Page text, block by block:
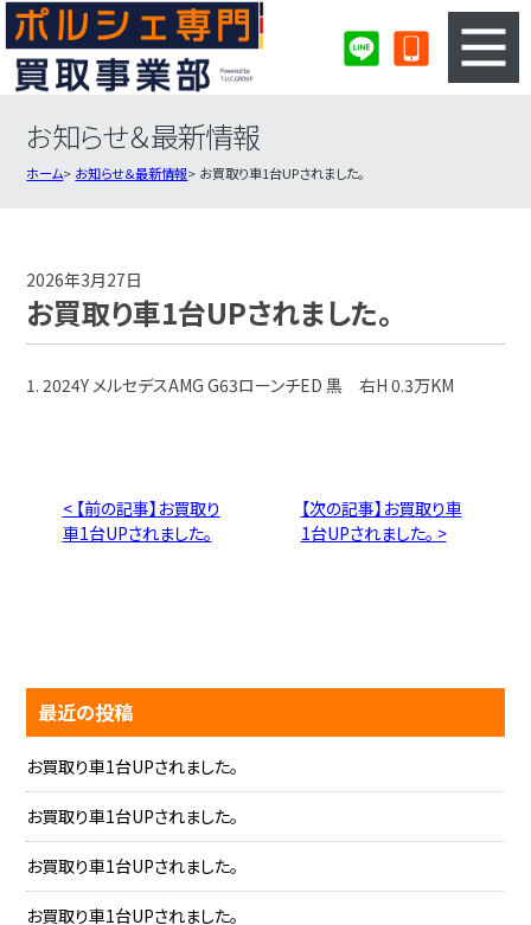
3ステップのカンタン査定
ポルシェ買取実績
お知らせ＆最新情報
ホーム お知らせ＆最新情報 お買取り車1台UPされました。
2026年3月27日
お買取り車1台UPされました。
1. 2024Y メルセデスAMG G63ローンチED 黒 右H 0.3万KM
< 【前の記事】お買取り
車1台UPされました。
【次の記事】お買取り車
1台UPされました。 >
最近の投稿
お買取り車1台UPされました。
お買取り車1台UPされました。
お買取り車1台UPされました。
お買取り車1台UPされました。